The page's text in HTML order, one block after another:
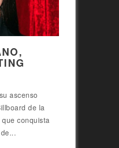
ascenso
de la
conquista